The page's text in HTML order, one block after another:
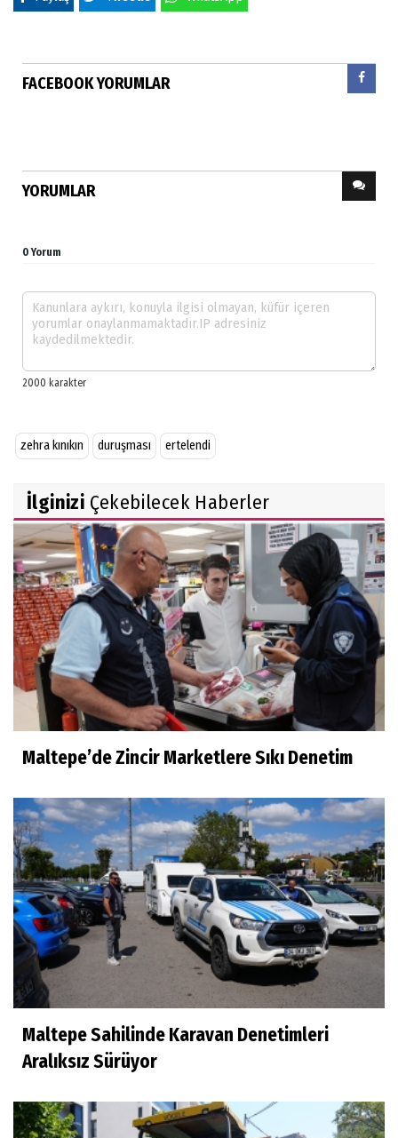
FACEBOOK YORUMLAR
YORUMLAR
0 Yorum
zehra kınıkın duruşması ertelendi
İlginizi Çekebilecek Haberler
Maltepe’de Zincir Marketlere Sıkı Denetim
Maltepe Sahilinde Karavan Denetimleri
Aralıksız Sürüyor